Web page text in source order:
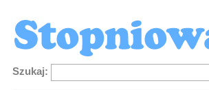
Szukaj: